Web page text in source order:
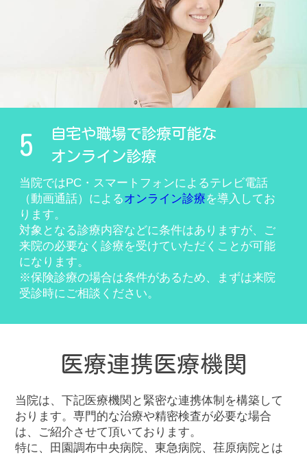
5
自宅や職場で診療可能な
オンライン診療
当院ではPC・スマートフォンによるテレビ電話
（動画通話）によるオンライン診療を導入してお
ります。
対象となる診療内容などに条件はありますが、ご
来院の必要なく診療を受けていただくことが可能
になります。
※保険診療の場合は条件があるため、まずは来院
受診時にご相談ください。
医療連携医療機関
当院は、下記医療機関と緊密な連携体制を構築して
おります。専門的な治療や精密検査が必要な場合
は、ご紹介させて頂いております。
特に、田園調布中央病院、東急病院、荏原病院とは